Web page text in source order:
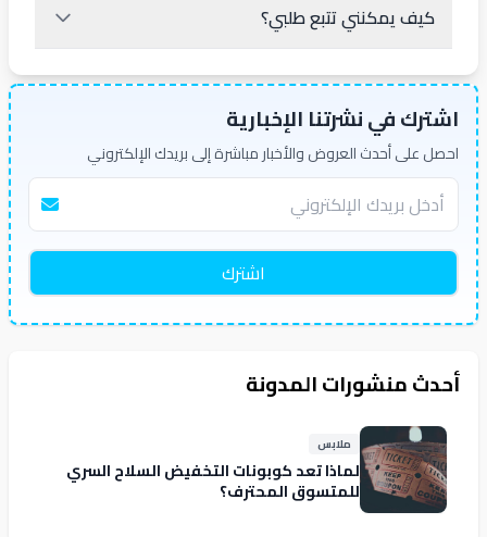
كيف يمكنني تتبع طلبي؟
اشترك في نشرتنا الإخبارية
احصل على أحدث العروض والأخبار مباشرة إلى بريدك الإلكتروني
اشترك
أحدث منشورات المدونة
ملابس
لماذا تعد كوبونات التخفيض السلاح السري
للمتسوق المحترف؟